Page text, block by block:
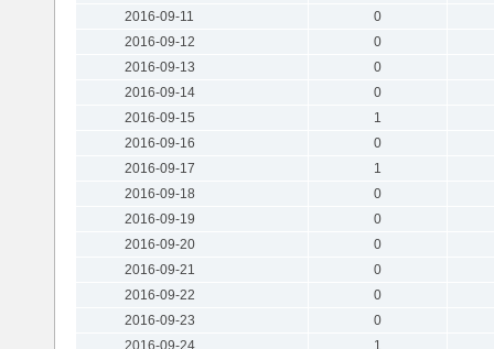
2016-09-11
0
2016-09-12
0
2016-09-13
0
2016-09-14
0
2016-09-15
1
2016-09-16
0
2016-09-17
1
2016-09-18
0
2016-09-19
0
2016-09-20
0
2016-09-21
0
2016-09-22
0
2016-09-23
0
2016-09-24
1